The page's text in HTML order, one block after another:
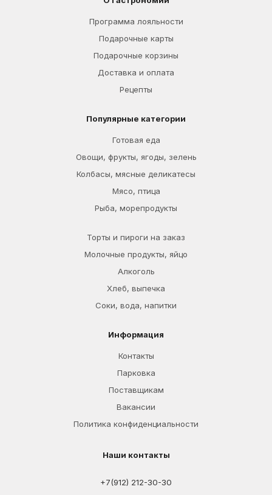
Программа лояльности
Подарочные карты
Подарочные корзины
Доставка и оплата
Рецепты
Популярные категории
Готовая еда
Овощи, фрукты, ягоды, зелень
Колбасы, мясные деликатесы
Мясо, птица
Рыба, морепродукты
Торты и пироги на заказ
Молочные продукты, яйцо
Алкоголь
Хлеб, выпечка
Соки, вода, напитки
Информация
Контакты
Парковка
Поставщикам
Вакансии
Политика конфиденциальности
Наши контакты
+7(912) 212-30-30